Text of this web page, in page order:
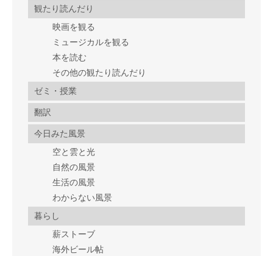
観たり読んだり
映画を観る
ミュージカルを観る
本を読む
その他の観たり読んだり
ゼミ・授業
翻訳
今日みた風景
空と雲と光
自然の風景
生活の風景
わからない風景
暮らし
薪ストーブ
海外ビール帖